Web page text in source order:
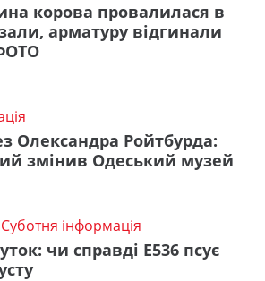
корова провалилася в
арматуру відгинали
Олександра Ройтбурда:
змінив Одеський музей
Суботня інформація
чи справді Е536 псує